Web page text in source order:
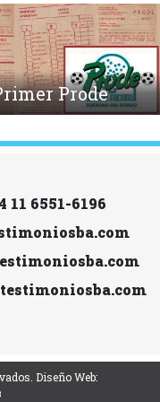
Prode
11 6551-6196
Diseño Web: